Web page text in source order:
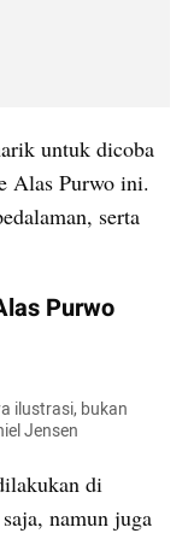
untuk dicoba
Alas Purwo ini.
serta
Purwo
ilustrasi, bukan
Jensen
di
saja, namun juga